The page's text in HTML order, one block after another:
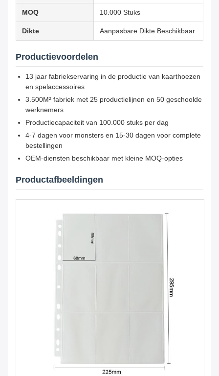
MOQ 10.000 Stuks
Dikte Aanpasbare Dikte Beschikbaar
Productievoordelen
13 jaar fabriekservaring in de productie van kaarthoezen
en spelaccessoires
3.500M² fabriek met 25 productielijnen en 50 geschoolde
werknemers
Productiecapaciteit van 100.000 stuks per dag
4-7 dagen voor monsters en 15-30 dagen voor complete
bestellingen
OEM-diensten beschikbaar met kleine MOQ-opties
Productafbeeldingen